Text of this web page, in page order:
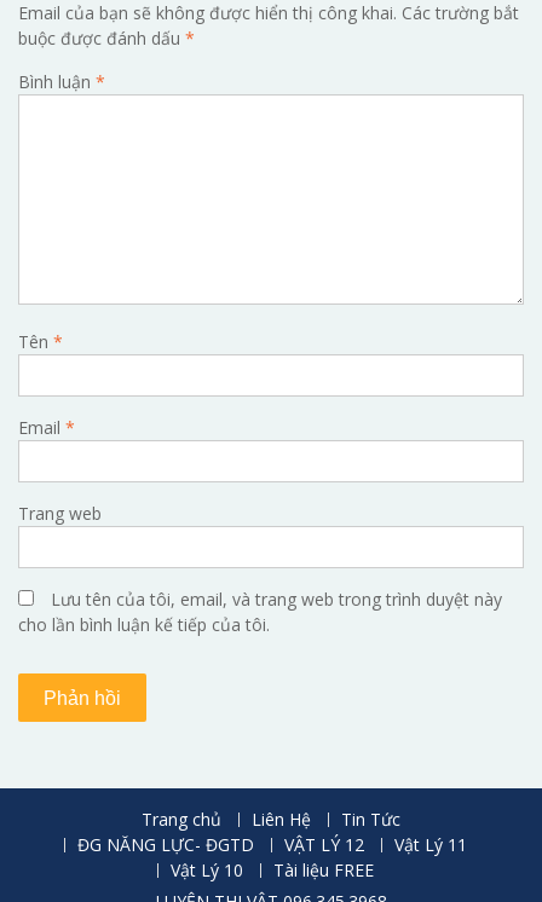
Email của bạn sẽ không được hiển thị công khai. Các trường bắt
buộc được đánh dấu *
Bình luận *
Tên *
Email *
Trang web
Lưu tên của tôi, email, và trang web trong trình duyệt này
cho lần bình luận kế tiếp của tôi.
Trang chủ Liên Hệ
Tin Tức
ĐG NĂNG LỰC- ĐGTD
VẬT LÝ 12
Vật Lý 11
Vật Lý 10
Tài liệu FREE